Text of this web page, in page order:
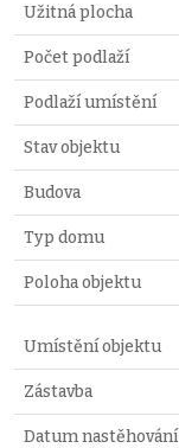
Užitná plocha
Počet podlaží
Podlaží umístění
Stav objektu
Budova
Typ domu
Poloha objektu
Umístění objektu
Zástavba
Datum nastěhování